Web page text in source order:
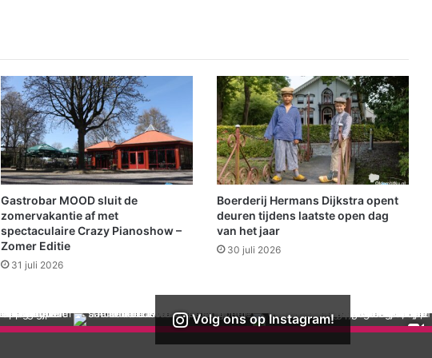
r
p
s
h
u
i
s
D
e
T
i
e
s
Gastrobar MOOD sluit de
zomervakantie af met
spectaculaire Crazy Pianoshow –
Zomer Editie
31 juli 2026
Boerderij Hermans Dijkstra opent
deuren tijdens laatste open dag
van het jaar
30 juli 2026
Volg ons op Instagram!